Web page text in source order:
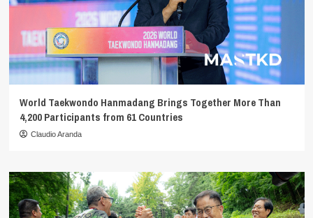
World Taekwondo Hanmadang Brings Together More Than
4,200 Participants from 61 Countries
Claudio Aranda